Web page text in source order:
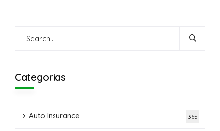
Categorias
Auto Insurance 365